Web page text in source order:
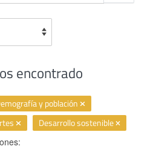
encontrado
y población
Desarrollo sostenible